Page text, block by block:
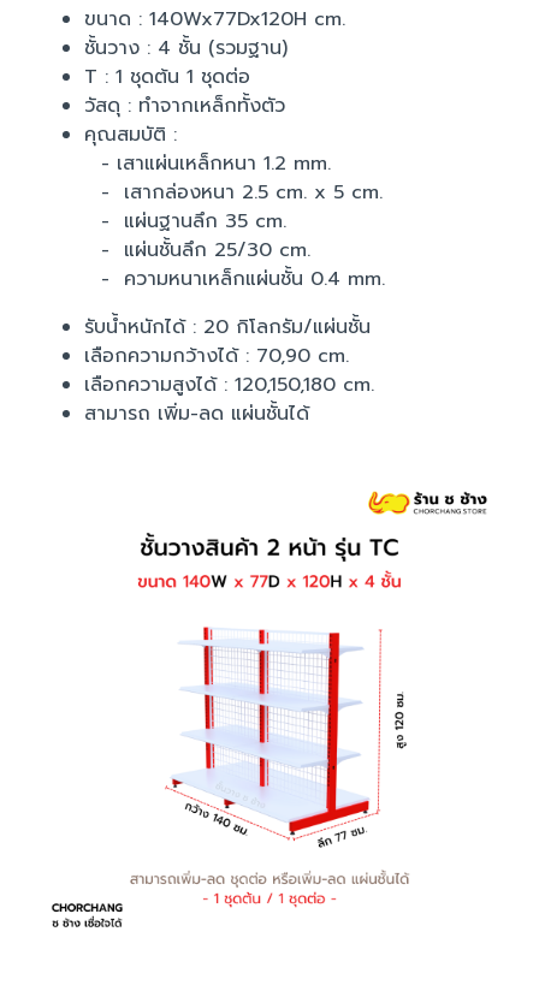
ขนาด : 140Wx77Dx120H cm.
ชั้นวาง : 4 ชั้น (รวมฐาน)
T : 1 ชุดต้น 1 ชุดต่อ
วัสดุ : ทำจากเหล็กทั้งตัว
คุณสมบัติ :
- เสาแผ่นเหล็กหนา 1.2 mm.
- เสากล่องหนา 2.5 cm. x 5 cm.
- แผ่นฐานลึก 35 cm.
- แผ่นชั้นลึก 25/30 cm.
- ความหนาเหล็กแผ่นชั้น 0.4 mm.
รับน้ำหนักได้ : 20 กิโลกรัม/แผ่นชั้น
เลือกความกว้างได้ : 70,90 cm.
เลือกความสูงได้ : 120,150,180 cm.
สามารถ เพิ่ม-ลด แผ่นชั้นได้